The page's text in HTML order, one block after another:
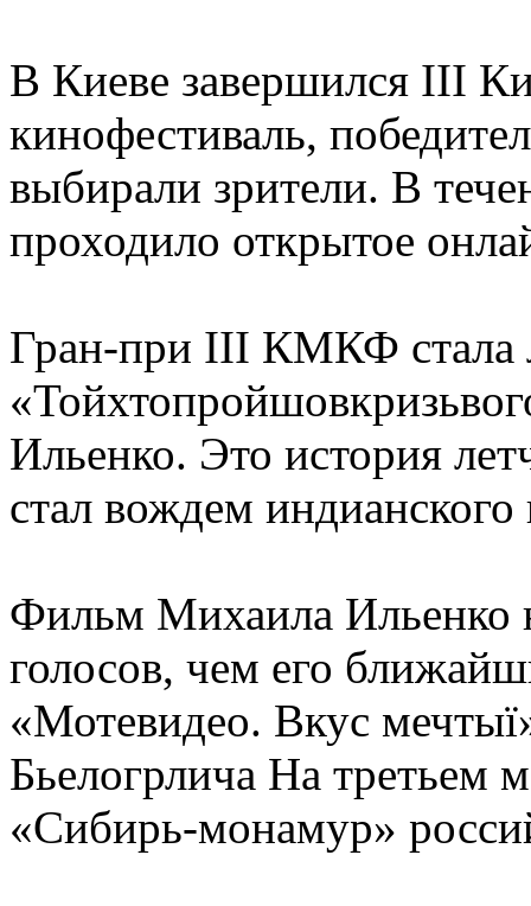
В Киеве завершился ІІІ
кинофестиваль,
выбирали зрители. В
проходило открытое
Гран-при III КМКФ стала
Ильенко. Это история
стал вождем
Фильм Михаила Ильенко
голосов, чем его
«Мотевидео. Вкус
Бьелогрлича На третьем
«Сибирь-монамур»